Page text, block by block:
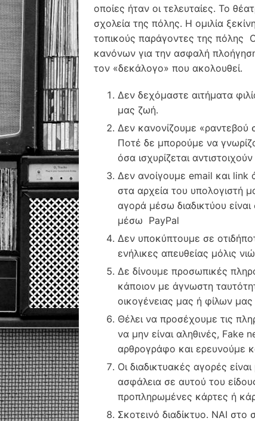
οποίες ήταν οι τελευταίες. Το
σχολεία της πόλης. Η ομιλία
τοπικούς παράγοντες της πόλης
κανόνων για την ασφαλή
τον «δεκάλογο» που ακολουθεί.
Δεν δεχόμαστε αιτήματα
μας ζωή.
Δεν κανονίζουμε «ραντεβού
Ποτέ δε μπορούμε να
όσα ισχυρίζεται
Δεν ανοίγουμε email και link
στα αρχεία του υπολογιστή
αγορά μέσω διαδικτύου
μέσω PayPal
Δεν υποκύπτουμε σε
ενήλικες απευθείας μόλις
Δε δίνουμε προσωπικές
κάποιον με άγνωστη
οικογένειας μας ή φίλων
Θέλει να προσέχουμε τις
να μην είναι αληθινές,
αρθρογράφο και ερευνούμε
Οι διαδικτυακές αγορές
ασφάλεια σε αυτού του
προπληρωμένες κάρτες ή
Σκοτεινό διαδίκτυο. ΝΑΙ στο